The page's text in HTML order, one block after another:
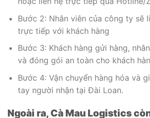
Bước 2: Nhân viên của công ty sẽ
trực tiếp với khách hàng
Bước 3: Khách hàng gửi hàng,
và đóng gói an toàn cho khách
Bước 4: Vận chuyển hàng hóa và
tay người nhận tại Đài Loan.
Ngoài ra, Cà Mau Logistics